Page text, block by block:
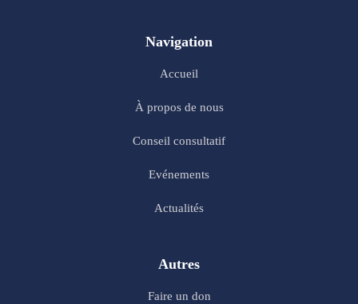
Navigation
Accueil
À propos de nous
Conseil consultatif
Evénements
Actualités
Autres
Faire un don